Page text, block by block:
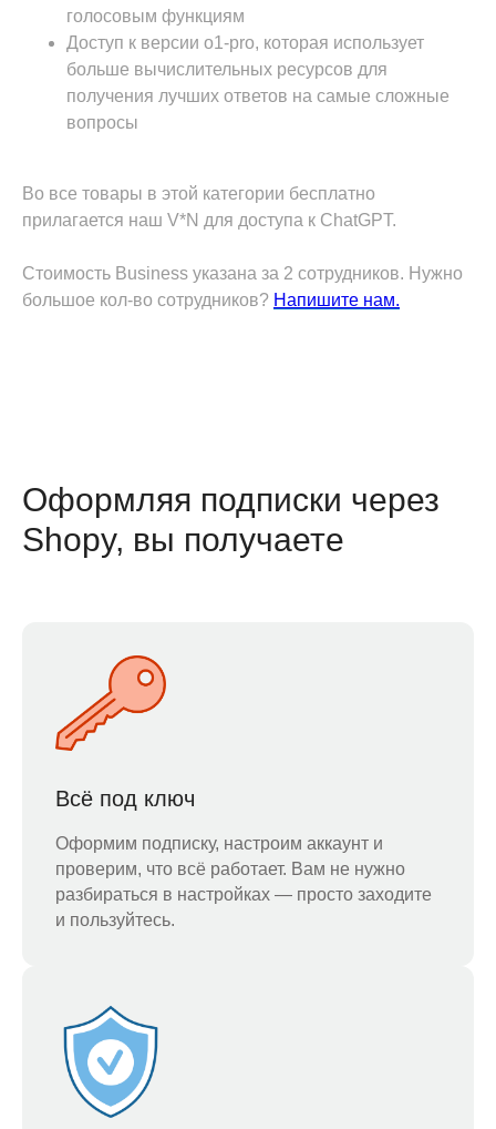
голосовым функциям
Доступ к версии o1-pro, которая использует
больше вычислительных ресурсов для
получения лучших ответов на самые сложные
вопросы
Во все товары в этой категории бесплатно
прилагается наш V*N для доступа к ChatGPT.
Стоимость Business указана за 2 сотрудников. Нужно
большое кол-во сотрудников? Напишите нам.
Оформляя подписки через
Shopy, вы получаете
Всё под ключ
Оформим подписку, настроим аккаунт и
проверим, что всё работает. Вам не нужно
разбираться в настройках — просто заходите
и пользуйтесь.